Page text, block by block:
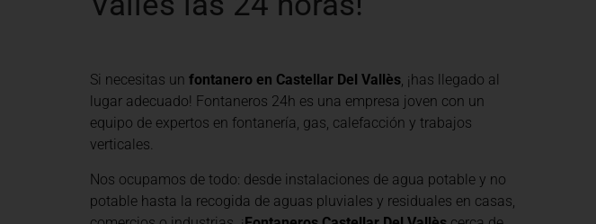
Si necesitas un fontanero en Castellar Del Vallès, ¡has llegado al
lugar adecuado! Fontaneros 24h es una empresa joven con un
equipo de expertos en fontanería, gas, calefacción y trabajos
verticales.
Nos ocupamos de todo: desde instalaciones de agua potable y no
potable hasta la recogida de aguas pluviales y residuales en casas,